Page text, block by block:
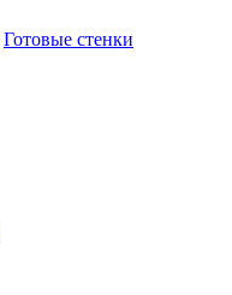
Готовые стенки